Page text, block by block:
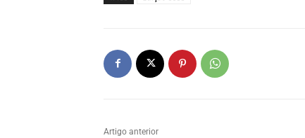
Artigo anterior